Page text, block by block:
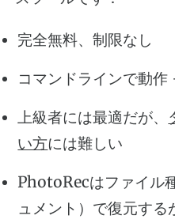
完全無料、制限なし
コマンドラインで動
上級者には最適だが、
い方には難しい
PhotoRecはファイル
ュメント）で復元す